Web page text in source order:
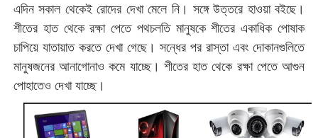
এদিন সকাল থেকেই রোদের দেখা মেলে নি। সঙ্গে উত্তরে হাওয়া বইছে।
শীতের হাত থেকে রক্ষা পেতে পথচলতি মানুষকে শীতের একাধিক পোষাক
চাপিয়ে যাতায়াত করতে দেখা গেছে। সন্ধের পর রাস্তা এবং দোকানগুলিতে
মানুষজনের আনাগোনাও কমে যাচ্ছে। শীতের হাত থেকে রক্ষা পেতে আগুন
পোহাতেও দেখা যাচ্ছে।